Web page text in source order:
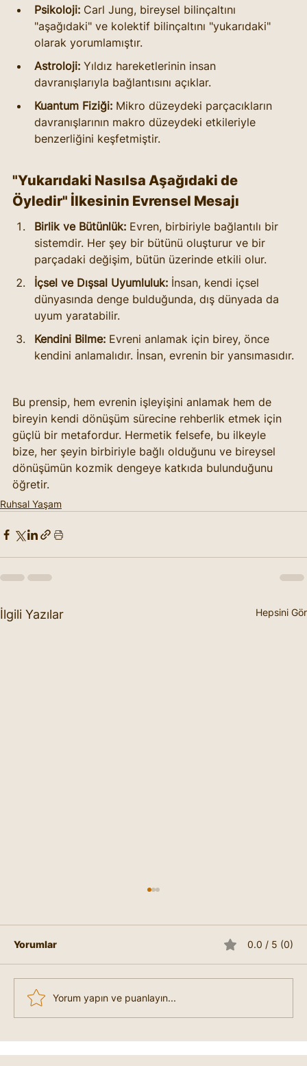
Psikoloji: Carl Jung, bireysel bilinçaltını
"aşağıdaki" ve kolektif bilinçaltını "yukarıdaki"
olarak yorumlamıştır.
Astroloji: Yıldız hareketlerinin insan
davranışlarıyla bağlantısını açıklar.
Kuantum Fiziği: Mikro düzeydeki parçacıkların
davranışlarının makro düzeydeki etkileriyle
benzerliğini keşfetmiştir.
"Yukarıdaki Nasılsa Aşağıdaki de
Öyledir" İlkesinin Evrensel Mesajı
Birlik ve Bütünlük: Evren, birbiriyle bağlantılı bir
sistemdir. Her şey bir bütünü oluşturur ve bir
parçadaki değişim, bütün üzerinde etkili olur.
İçsel ve Dışsal Uyumluluk: İnsan, kendi içsel
dünyasında denge bulduğunda, dış dünyada da
uyum yaratabilir.
Kendini Bilme: Evreni anlamak için birey, önce
kendini anlamalıdır. İnsan, evrenin bir yansımasıdır.
Bu prensip, hem evrenin işleyişini anlamak hem de
bireyin kendi dönüşüm sürecine rehberlik etmek için
güçlü bir metafordur. Hermetik felsefe, bu ilkeyle
bize, her şeyin birbiriyle bağlı olduğunu ve bireysel
dönüşümün kozmik dengeye katkıda bulunduğunu
öğretir.
Ruhsal Yaşam
İlgili Yazılar Hepsini Gör
Yorumlar 0.0 / 5 (0)
Yorum yapın ve puanlayın...